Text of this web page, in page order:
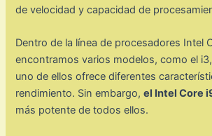
de velocidad y capacidad de
Dentro de la línea de procesadores Intel
encontramos varios modelos, como el
uno de ellos ofrece diferentes
rendimiento. Sin embargo,el Intel Core
más potente de todos ellos.